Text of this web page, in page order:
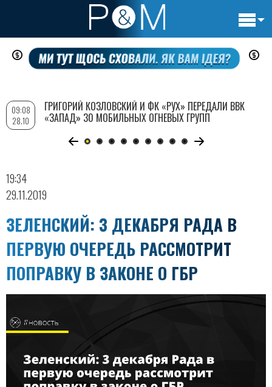
Перейти
содержанию
19:34
29.11.2019
ЗЕЛЕНСКИЙ: 3 ДЕКАБРЯ РАДА В
ПЕРВУЮ ОЧЕРЕДЬ РАССМОТРИТ
ПОПРАВКУ В ЗАКОНЕ О ГБР
09:08
28.10
ГРИГОРИЙ КОЗЛОВСКИЙ И ФК «РУХ» ПЕРЕДАЛИ ВВК
«ЗАПАД» 30 МОБИЛЬНЫХ ОГНЕВЫХ ГРУПП